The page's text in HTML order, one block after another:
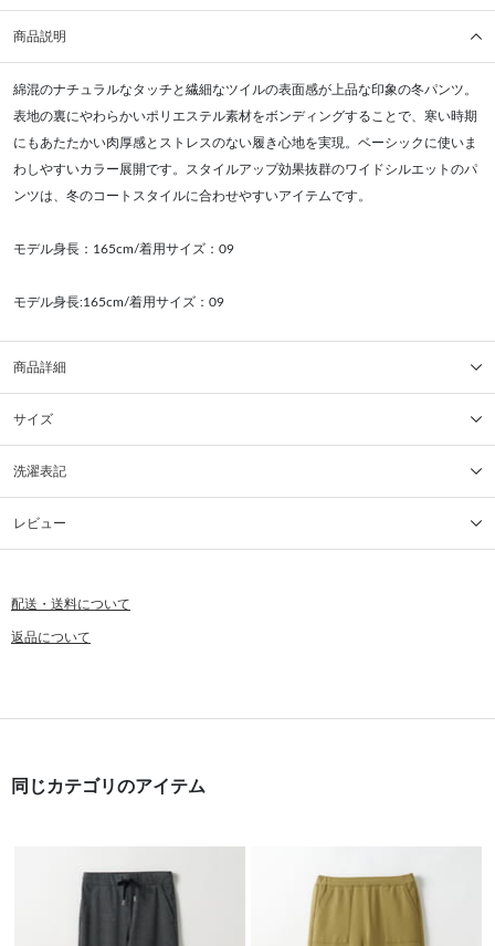
商品説明
綿混のナチュラルなタッチと繊細なツイルの表面感が上品な印象の冬パンツ。
表地の裏にやわらかいポリエステル素材をボンディングすることで、寒い時期
にもあたたかい肉厚感とストレスのない履き心地を実現。ベーシックに使いま
わしやすいカラー展開です。スタイルアップ効果抜群のワイドシルエットのパ
ンツは、冬のコートスタイルに合わせやすいアイテムです。
モデル身長：165cm/着用サイズ：09
モデル身長:165cm/着用サイズ：09
商品詳細
サイズ
洗濯表記
レビュー
配送・送料について
返品について
同じカテゴリのアイテム